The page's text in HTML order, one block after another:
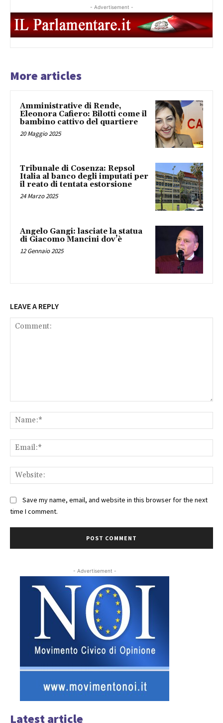
- Advertisement -
More articles
Amministrative di Rende,
Eleonora Cafiero: Bilotti come il
bambino cattivo del quartiere
20 Maggio 2025
Tribunale di Cosenza: Repsol
Italia al banco degli imputati per
il reato di tentata estorsione
24 Marzo 2025
Angelo Gangi: lasciate la statua
di Giacomo Mancini dov’è
12 Gennaio 2025
LEAVE A REPLY
Save my name, email, and website in this browser for the next
time I comment.
- Advertisement -
Latest article